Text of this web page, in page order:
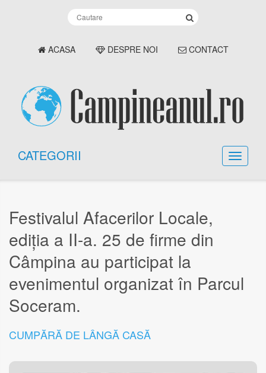
ACASA DESPRE NOI CONTACT
CATEGORII
Festivalul Afacerilor Locale,
ediția a II-a. 25 de firme din
Câmpina au participat la
evenimentul organizat în Parcul
Soceram.
CUMPĂRĂ DE LÂNGĂ CASĂ